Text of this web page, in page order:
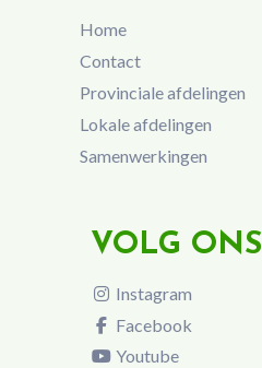
Home
Contact
Provinciale afdelingen
Lokale afdelingen
Samenwerkingen
VOLG ONS
Instagram
Facebook
Youtube